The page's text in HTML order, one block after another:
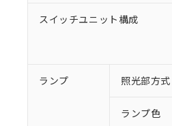
スイッチユニット構成
ランプ 照光部方式
ランプ色